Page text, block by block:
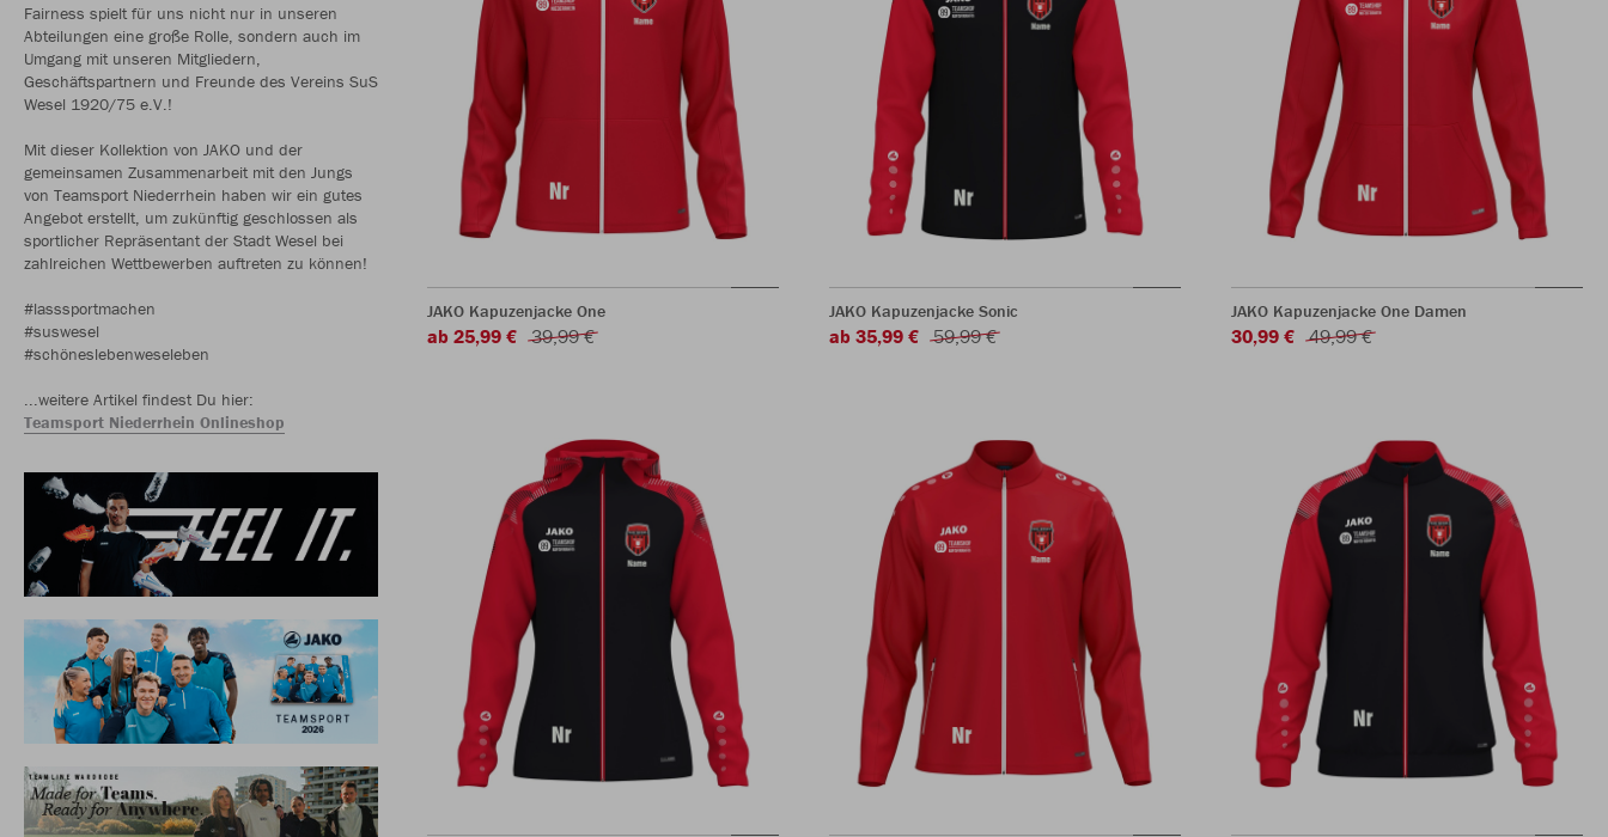
Fairness spielt für uns nicht nur in unseren
Abteilungen eine große Rolle, sondern auch im
Umgang mit unseren Mitgliedern,
Geschäftspartnern und Freunde des Vereins SuS
Wesel 1920/75 e.V.!
Mit dieser Kollektion von JAKO und der
gemeinsamen Zusammenarbeit mit den Jungs
von Teamsport Niederrhein haben wir ein gutes
Angebot erstellt, um zukünftig geschlossen als
sportlicher Repräsentant der Stadt Wesel bei
zahlreichen Wettbewerben auftreten zu können!
#lasssportmachen
#suswesel
#schöneslebenweseleben
...weitere Artikel findest Du hier:
Teamsport Niederrhein Onlineshop
JAKO Kapuzenjacke One
ab 25,99 € 39,99 €
JAKO Kapuzenjacke Sonic
ab 35,99 € 59,99 €
JAKO Kapuzenjacke One Damen
30,99 € 49,99 €